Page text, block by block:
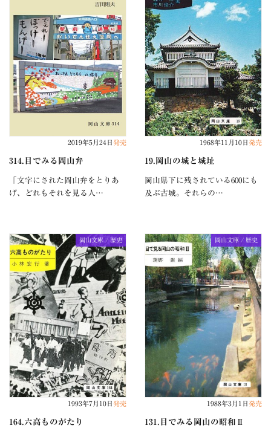
2019年5月24日 発売
314.目でみる岡山弁
「文字にされた岡山弁をとりあ
げ、どれもそれを見る人…
1968年11月10日 発売
19.岡山の城と城址
岡山県下に残されている600にも
及ぶ古城。それらの…
岡山文庫 / 歴史
1993年7月10日 発売
164.六高ものがたり
岡山文庫 / 歴史
1988年3月1日 発売
131.目でみる岡山の昭和Ⅱ